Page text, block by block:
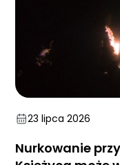
23 lipca 2026
Nurkowanie